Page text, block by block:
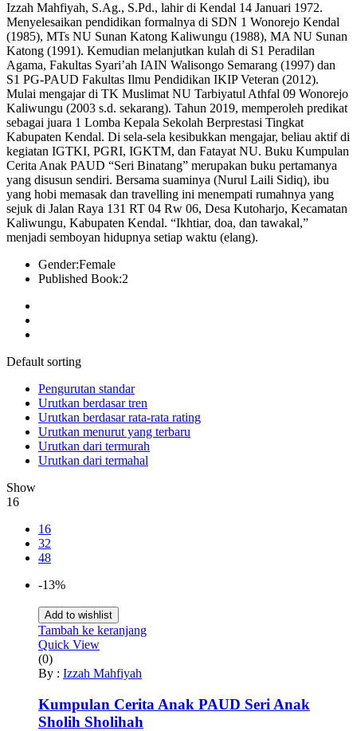
Izzah Mahfiyah, S.Ag., S.Pd., lahir di Kendal 14 Januari 1972.
Menyelesaikan pendidikan formalnya di SDN 1 Wonorejo Kendal
(1985), MTs NU Sunan Katong Kaliwungu (1988), MA NU Sunan
Katong (1991). Kemudian melanjutkan kulah di S1 Peradilan
Agama, Fakultas Syari’ah IAIN Walisongo Semarang (1997) dan
S1 PG-PAUD Fakultas Ilmu Pendidikan IKIP Veteran (2012).
Mulai mengajar di TK Muslimat NU Tarbiyatul Athfal 09 Wonorejo
Kaliwungu (2003 s.d. sekarang). Tahun 2019, memperoleh predikat
sebagai juara 1 Lomba Kepala Sekolah Berprestasi Tingkat
Kabupaten Kendal. Di sela-sela kesibukkan mengajar, beliau aktif di
kegiatan IGTKI, PGRI, IGKTM, dan Fatayat NU. Buku Kumpulan
Cerita Anak PAUD “Seri Binatang” merupakan buku pertamanya
yang disusun sendiri. Bersama suaminya (Nurul Laili Sidiq), ibu
yang hobi memasak dan travelling ini menempati rumahnya yang
sejuk di Jalan Raya 131 RT 04 Rw 06, Desa Kutoharjo, Kecamatan
Kaliwungu, Kabupaten Kendal. “Ikhtiar, doa, dan tawakal,”
menjadi semboyan hidupnya setiap waktu (elang).
Gender:Female
Published Book:2
Default sorting
Pengurutan standar
Urutkan berdasar tren
Urutkan berdasar rata-rata rating
Urutkan menurut yang terbaru
Urutkan dari termurah
Urutkan dari termahal
Show
16
16
32
48
-13%
Add to wishlist
Tambah ke keranjang
Quick View
(0)
By : Izzah Mahfiyah
Kumpulan Cerita Anak PAUD Seri Anak
Sholih Sholihah